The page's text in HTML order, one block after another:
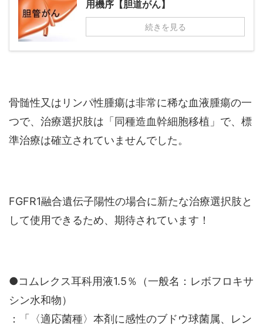
用機序【胆道がん】
続きを見る
骨髄性又はリンパ性腫瘍は非常に稀な血液腫瘍の一
つで、治療選択肢は「同種造血幹細胞移植」で、標
準治療は確立されていませんでした。
FGFR1融合遺伝子陽性の場合に新たな治療選択肢と
して使用できるため、期待されています！
●コムレクス耳科用液1.5％（一般名：レボフロキサ
シン水和物）
：「〈適応菌種〉本剤に感性のブドウ球菌属、レン